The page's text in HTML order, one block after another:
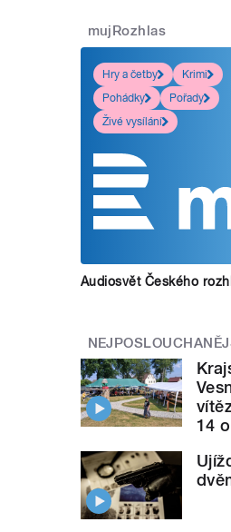
mujRozhlas
Hry a četby
Krimi
Pohádky
Pořady
Živé vysílání
Audiosvět Českého
14